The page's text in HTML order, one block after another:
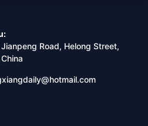
Road, Helong Street,